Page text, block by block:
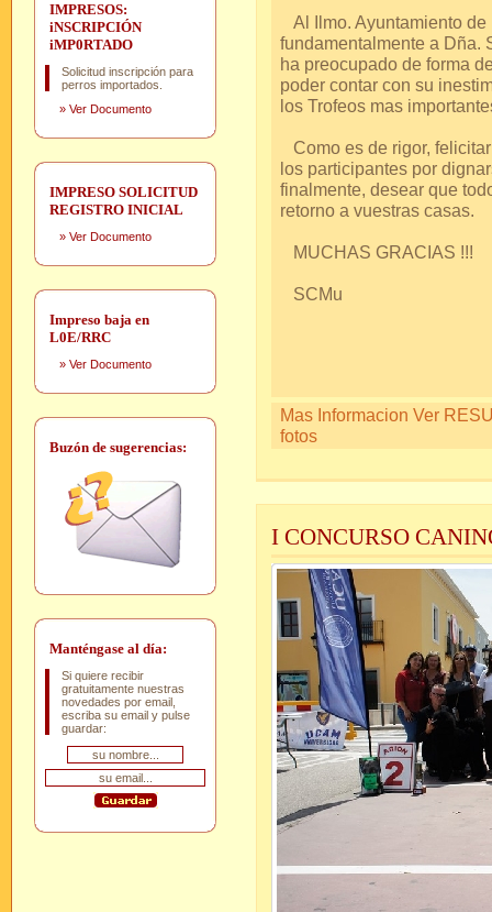
IMPRESOS:
iNSCRIPCIÓN
iMP0RTADO
Solicitud inscripción para
perros importados.
» Ver Documento
IMPRESO SOLICITUD
REGISTRO INICIAL
» Ver Documento
Impreso baja en
L0E/RRC
» Ver Documento
Buzón de sugerencias:
Manténgase al día:
Si quiere recibir
gratuitamente nuestras
novedades por email,
escriba su email y pulse
guardar:
Al Ilmo. Ayuntamiento
fundamentalmente a Dña.
ha preocupado de forma
poder contar con su
los Trofeos mas
Como es de rigor,
los participantes por
finalmente, desear que
retorno a vuestras casas.
MUCHAS GRACIAS !!!
SCMu
Mas Informacion Ver
fotos
I CONCURSO